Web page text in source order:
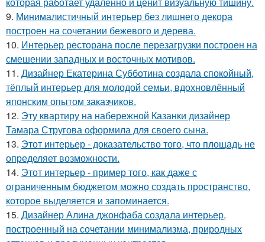
9. Минималистичный интерьер без лишнего декора
построен на сочетании бежевого и дерева.
10. Интерьер ресторана после перезагрузки построен на
смешении западных и восточных мотивов.
11. Дизайнер Екатерина Субботина создала спокойный,
тёплый интерьер для молодой семьи, вдохновлённый
японским опытом заказчиков.
12. Эту квартиру на набережной Казанки дизайнер
Тамара Стругова оформила для своего сына.
13. Этот интерьер - доказательство того, что площадь не
определяет возможности.
14. Этот интерьер - пример того, как даже с
ограниченным бюджетом можно создать пространство,
которое выделяется и запоминается.
15. Дизайнер Алина джонфаба создала интерьер,
построенный на сочетании минимализма, природных